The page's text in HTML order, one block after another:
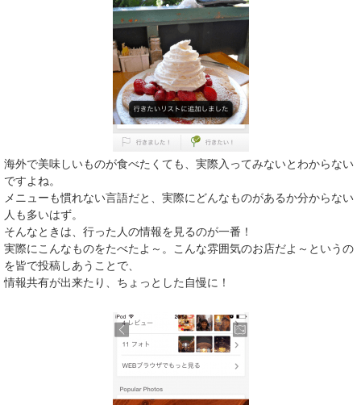
海外で美味しいものが食べたくても、実際入ってみないとわからない
ですよね。
メニューも慣れない言語だと、実際にどんなものがあるか分からない
人も多いはず。
そんなときは、行った人の情報を見るのが一番！
実際にこんなものをたべたよ～。こんな雰囲気のお店だよ～というの
を皆で投稿しあうことで、
情報共有が出来たり、ちょっとした自慢に！